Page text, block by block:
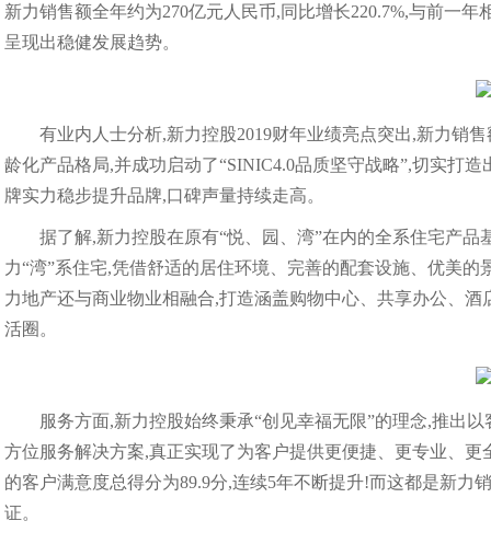
新力销售额全年约为270亿元人民币,同比增长220.7%,与前一
呈现出稳健发展趋势。
有业内人士分析,新力控股2019财年业绩亮点突出,新力销
龄化产品格局,并成功启动了“SINIC4.0品质坚守战略”,切实打
牌实力稳步提升品牌,口碑声量持续走高。
据了解,新力控股在原有“悦、园、湾”在内的全系住宅产
力“湾”系住宅,凭借舒适的居住环境、完善的配套设施、优美
力地产还与商业物业相融合,打造涵盖购物中心、共享办公、
活圈。
服务方面,新力控股始终秉承“创见幸福无限”的理念,推出
方位服务解决方案,真正实现了为客户提供更便捷、更专业、
的客户满意度总得分为89.9分,连续5年不断提升!而这都是新
证。